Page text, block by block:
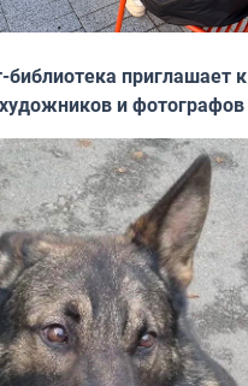
приглашает к
и фотографов